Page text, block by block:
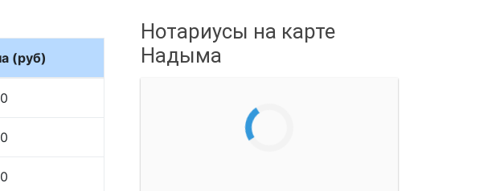
(руб)
Нотариусы на карте
Надыма